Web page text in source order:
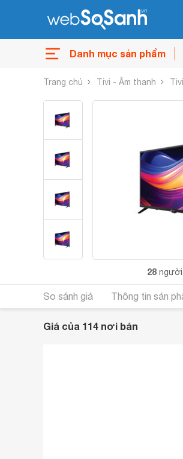
Danh mục sản phẩm
Trang chủ Tivi - Âm thanh Tivi
28 người
So sánh giá Thông tin sản
Giá của 114 nơi bán